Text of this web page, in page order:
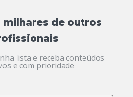
milhares de outros
lista e receba conteúdos
e com prioridade